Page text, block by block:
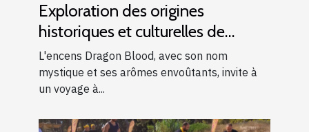
Exploration des origines
historiques et culturelles de
l'encens Dragon Blood
L'encens Dragon Blood, avec son nom
mystique et ses arômes envoûtants, invite à
un voyage à...